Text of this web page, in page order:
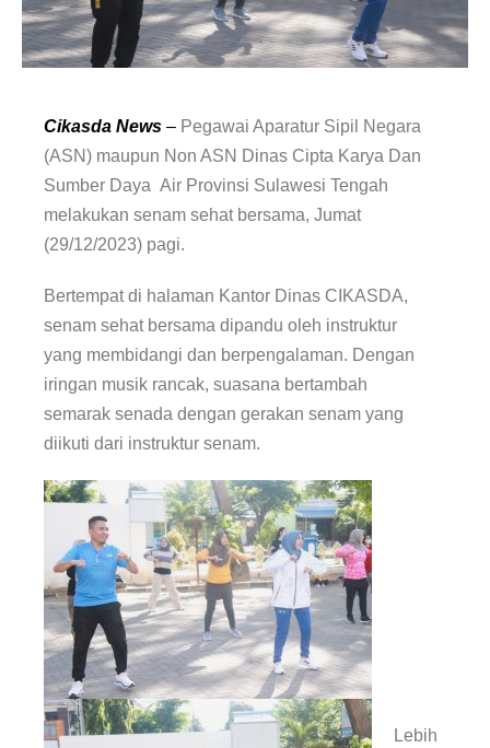
Cikasda News – Pegawai Aparatur Sipil Negara
(ASN) maupun Non ASN Dinas Cipta Karya Dan
Sumber Daya Air Provinsi Sulawesi Tengah
melakukan senam sehat bersama, Jumat
(29/12/2023) pagi.
Bertempat di halaman Kantor Dinas CIKASDA,
senam sehat bersama dipandu oleh instruktur
yang membidangi dan berpengalaman. Dengan
iringan musik rancak, suasana bertambah
semarak senada dengan gerakan senam yang
diikuti dari instruktur senam.
Lebih